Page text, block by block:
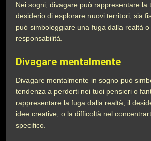
Nei sogni, divagare può rappresentare la
desiderio di esplorare nuovi territori, sia
può simboleggiare una fuga dalla realtà o
responsabilità.
Divagare mentalmente
Divagare mentalmente in sogno può
tendenza a perderti nei tuoi pensieri o
rappresentare la fuga dalla realtà, il
idee creative, o la difficoltà nel
specifico.